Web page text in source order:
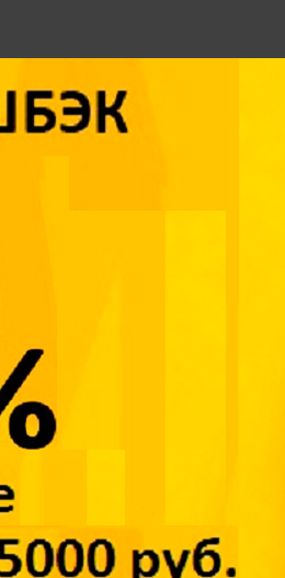
Артикул: 123246
перманентный черный,
"Contract" 150465
54,70
691 шт.